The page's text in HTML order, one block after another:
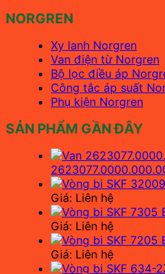
NORGREN
Xy lanh Norgren
Van điện từ Norgren
Bộ lọc điều áp
Công tắc áp suất
Phụ kiện Norgren
SẢN PHẨM GẦN ĐÂY
Giá: Liên hệ
Giá: Liên hệ
Giá: Liên hệ